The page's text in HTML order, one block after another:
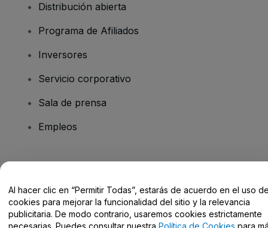
Distribución abierta
Programa de Afiliados
Inversores
Servicio corporativo
Sala de prensa
Empleos
Centro de Ayuda / Contacto
Al hacer clic en “Permitir Todas”, estarás de acuerdo en el uso
cookies para mejorar la funcionalidad del sitio y la relevancia
publicitaria. De modo contrario, usaremos cookies estrictamente
necesarias. Puedes consultar nuestra Política de Cookies para